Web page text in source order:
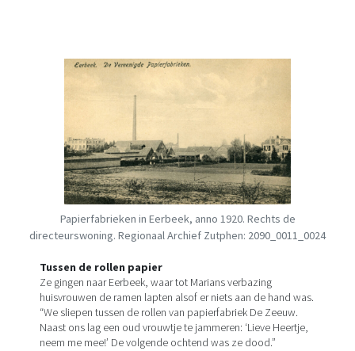
Tussen de rollen papier
Ze gingen naar Eerbeek, waar tot Marians verbazing
huisvrouwen de ramen lapten alsof er niets aan de hand was.
“We sliepen tussen de rollen van papierfabriek De Zeeuw.
Naast ons lag een oud vrouwtje te jammeren: ‘Lieve Heertje,
neem me mee!’ De volgende ochtend was ze dood.”
Papierfabrieken in Eerbeek, anno 1920. Rechts de
directeurswoning. Regionaal Archief Zutphen: 2090_0011_0024